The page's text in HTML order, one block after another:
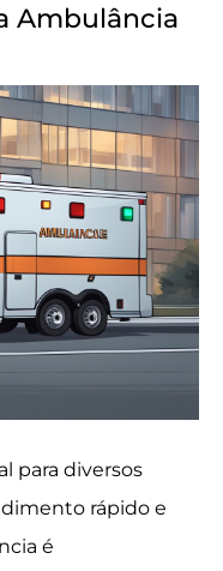
Ambulância
para diversos
rápido e
é